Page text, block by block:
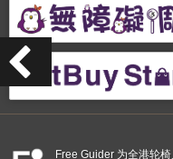
Free Guider 为全港轮